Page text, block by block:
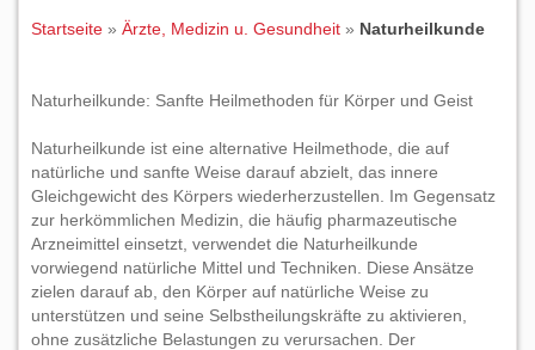
Startseite » Ärzte, Medizin u. Gesundheit » Naturheilkunde
Naturheilkunde: Sanfte Heilmethoden für Körper und Geist
Naturheilkunde ist eine alternative Heilmethode, die auf
natürliche und sanfte Weise darauf abzielt, das innere
Gleichgewicht des Körpers wiederherzustellen. Im Gegensatz
zur herkömmlichen Medizin, die häufig pharmazeutische
Arzneimittel einsetzt, verwendet die Naturheilkunde
vorwiegend natürliche Mittel und Techniken. Diese Ansätze
zielen darauf ab, den Körper auf natürliche Weise zu
unterstützen und seine Selbstheilungskräfte zu aktivieren,
ohne zusätzliche Belastungen zu verursachen. Der